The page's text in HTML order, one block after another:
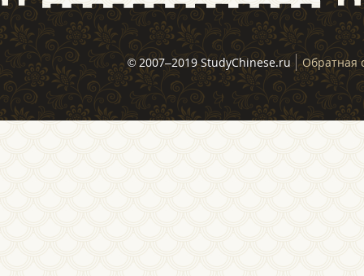
© 2007–2019 StudyChinese.ru Обратная